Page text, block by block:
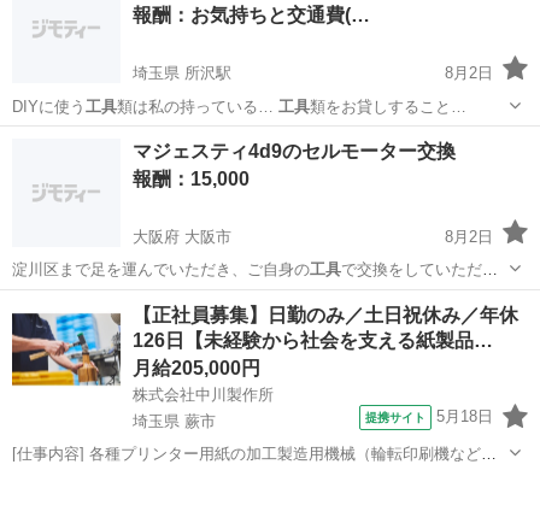
報酬：お気持ちと交通費(…
埼玉県 所沢駅
8月2日
DIYに使う 工具類は私の持っている… 工具類をお貸しすること…
DIY
マジェスティ4d9のセルモーター交換
報酬：15,000
大阪府 大阪市
8月2日
淀川区まで足を運んでいただき、ご自身の工具で交換をしていただき
たいです。 その他…手伝って/助けて
【正社員募集】日勤のみ／土日祝休み／年休
126日【未経験から社会を支える紙製品…
月給205,000円
株式会社中川製作所
埼玉県 蕨市
提携サイト 5月18日
[仕事内容] 各種プリンター用紙の加工製造用機械（輪転印刷機など）